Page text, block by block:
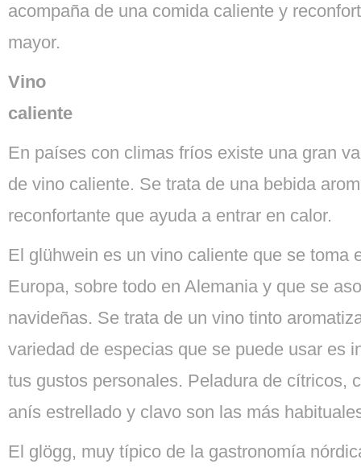
acompaña de una comida caliente y
mayor.
Vino
caliente
En países con climas fríos existe una gran
de vino caliente. Se trata de una bebida
reconfortante que ayuda a entrar en calor.
El glühwein es un vino caliente que se toma
Europa, sobre todo en Alemania y que se
navideñas. Se trata de un vino tinto
variedad de especias que se puede usar es
tus gustos personales. Peladura de cítricos,
anís estrellado y clavo son las más
El glögg, muy típico de la gastronomía